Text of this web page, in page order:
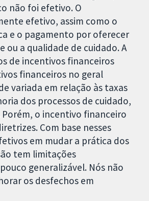
não foi efetivo. O
efetivo, assim como o
e o pagamento por oferecer
a qualidade de cuidado. A
de incentivos financeiros
financeiros no geral
variada em relação às taxas
dos processos de cuidado,
o incentivo financeiro
Com base nesses
em mudar a prática dos
tem limitações
generalizável. Nós não
os desfechos em